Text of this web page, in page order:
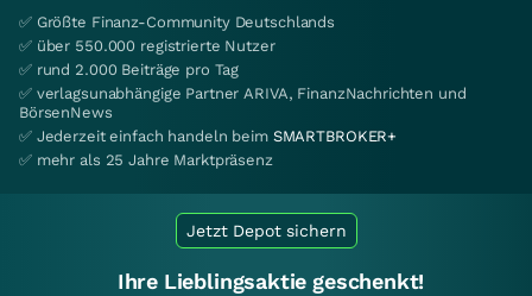
✅ Größte Finanz-Community Deutschlands
✅ über 550.000 registrierte Nutzer
✅ rund 2.000 Beiträge pro Tag
✅ verlagsunabhängige Partner ARIVA, FinanzNachrichten und
BörsenNews
✅ Jederzeit einfach handeln beim SMARTBROKER+
✅ mehr als 25 Jahre Marktpräsenz
Jetzt Depot sichern
Ihre Lieblingsaktie geschenkt!